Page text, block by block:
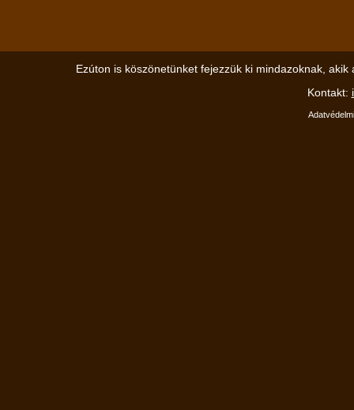
Ezúton is köszönetünket fejezzük ki mindazoknak,
Kontakt: